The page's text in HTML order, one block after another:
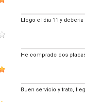
Llego el dia 11 y
He comprado dos
Buen servicio y trato,